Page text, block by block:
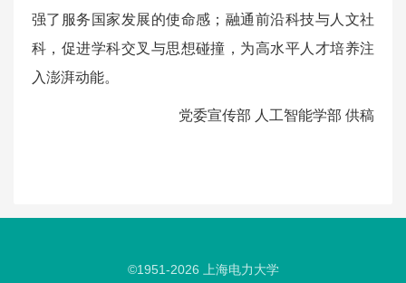
强了服务国家发展的使命感；融通前沿科技与人文社
科，促进学科交叉与思想碰撞，为高水平人才培养注
入澎湃动能。
党委宣传部 人工智能学部 供稿
©1951-2026 上海电力大学